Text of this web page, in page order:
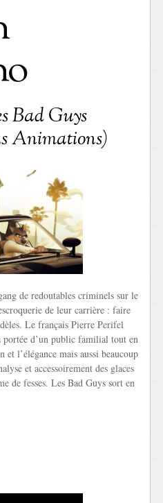
Bad Guys
Animations)
de redoutables criminels sur le
de leur carrière : faire
Le français Pierre Perifel
d’un public familial tout en
l’élégance mais aussi beaucoup
et accessoirement des glaces
de fesses. Les Bad Guys sort en